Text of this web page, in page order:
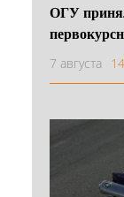
ОГУ
7 августа